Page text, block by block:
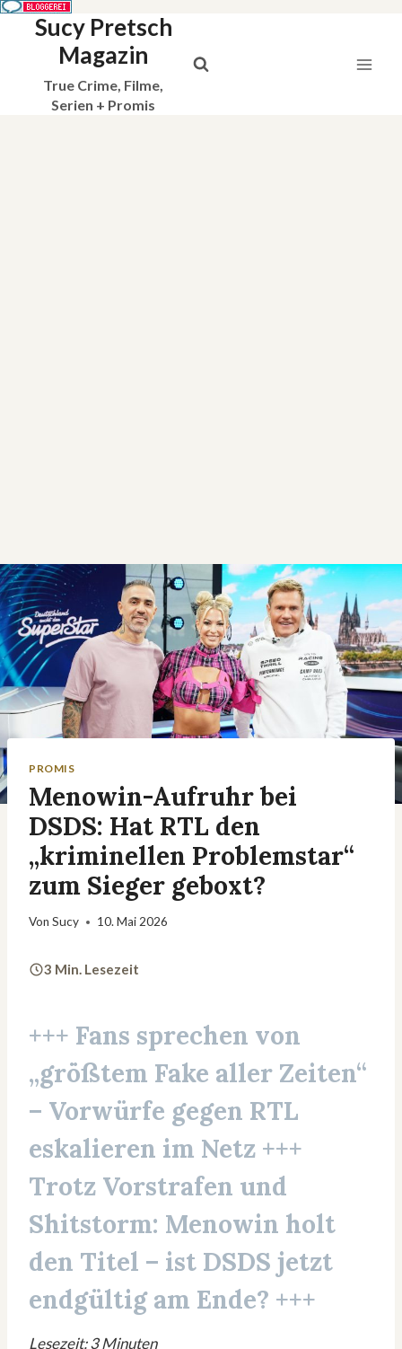
Sucy Pretsch
Magazin
True Crime, Filme,
Serien + Promis
PROMIS
Menowin-Aufruhr bei
DSDS: Hat RTL den
„kriminellen Problemstar“
zum Sieger geboxt?
Von Sucy 10. Mai 2026
3 Min. Lesezeit
+++ Fans sprechen von
„größtem Fake aller Zeiten“
– Vorwürfe gegen RTL
eskalieren im Netz +++
Trotz Vorstrafen und
Shitstorm: Menowin holt
den Titel – ist DSDS jetzt
endgültig am Ende? +++
Lesezeit: 3 Minuten